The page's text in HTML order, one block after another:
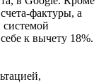
фактуры, а
к вычету 18%.